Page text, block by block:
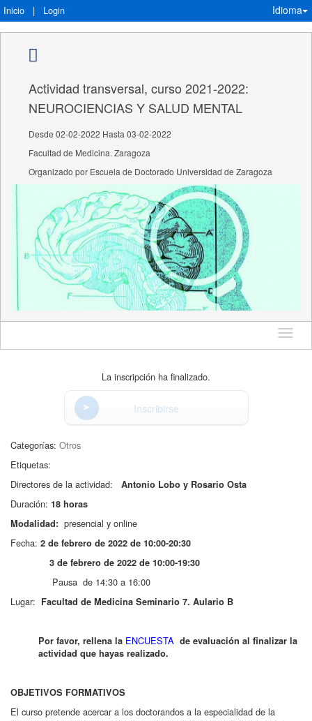
Inicio | Login Idioma
Actividad transversal, curso 2021-2022:
NEUROCIENCIAS Y SALUD MENTAL
Desde 02-02-2022 Hasta 03-02-2022
Facultad de Medicina. Zaragoza
Organizado por Escuela de Doctorado Universidad de Zaragoza
Idioma
La inscripción ha finalizado.
Inscribirse
Categorías: Otros
Etiquetas:
Directores de la actividad:
Antonio Lobo y Rosario Osta
Duración: 18 horas
Modalidad: presencial y online
Fecha: 2 de febrero de 2022 de 10:00-20:30
3 de febrero de 2022 de 10:00-19:30
Pausa de 14:30 a 16:00
Lugar: Facultad de Medicina Seminario 7. Aulario B
Por favor, rellena la ENCUESTA de evaluación al finalizar la
actividad que hayas realizado.
OBJETIVOS FORMATIVOS
El curso pretende acercar a los doctorandos a la especialidad de la